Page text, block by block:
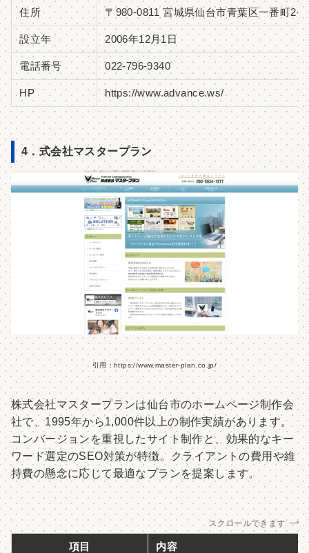
住所 〒980-0811 宮城県仙台市青葉区一番町2-
設立年 2006年12月1日
電話番号 022-796-9340
HP https://www.advance.ws/
4．式会社マスタープラン
引用：https://www.master-plan.co.jp/
株式会社マスタープランは仙台市のホームページ制作会
社で、1995年から1,000件以上の制作実績があります。
コンバージョンを重視したサイト制作と、効果的なキー
ワード選定のSEO対策が特徴。クライアントの費用や維
持費の懸念に応じて最適なプランを提案します。
スクロールできます
項目 内容